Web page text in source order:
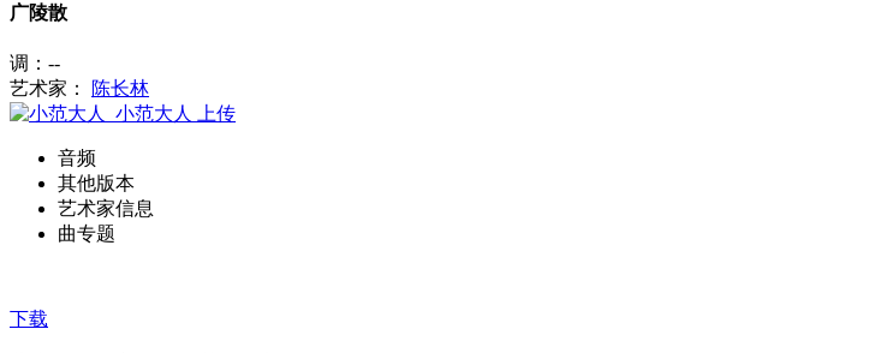
广陵散
调：--
艺术家：
陈长林
小范大人
上传
音频
其他版本
艺术家信息
曲专题
下载